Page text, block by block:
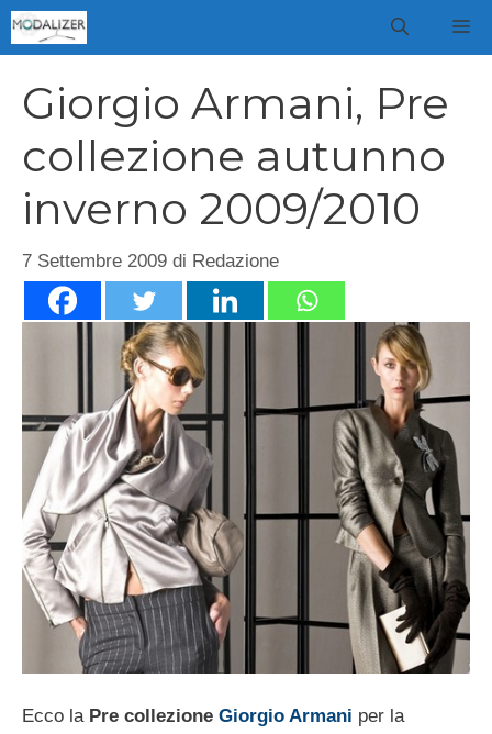
Vai
al
Giorgio Armani, Pre
collezione autunno
inverno 2009/2010
7 Settembre 2009 di Redazione
Ecco la Pre collezione Giorgio Armani per la